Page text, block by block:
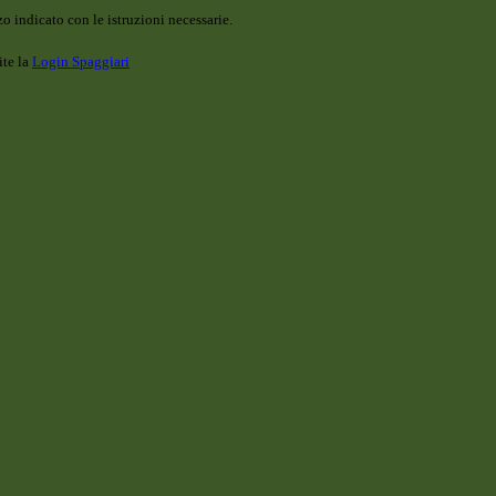
indicato con le istruzioni necessarie.
la Login Spaggiari